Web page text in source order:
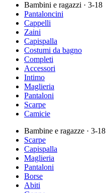
Bambini e ragazzi · 3-18
Pantaloncini
Cappelli
Zaini
Capispalla
Costumi da bagno
Completi
Accessori
Intimo
Maglieria
Pantaloni
Scarpe
Camicie
Bambine e ragazze · 3-18
Scarpe
Capispalla
Maglieria
Pantaloni
Borse
Abiti